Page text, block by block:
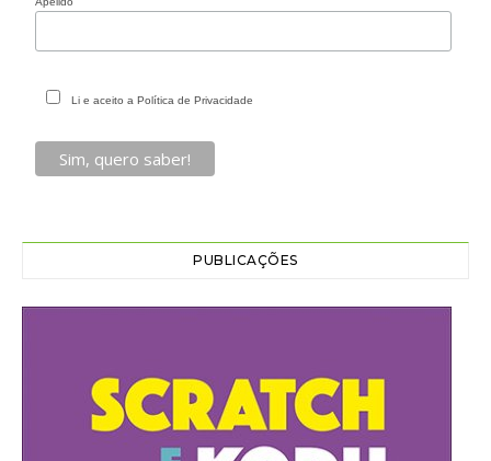
Li e aceito a Política de Privacidade
PUBLICAÇÕES